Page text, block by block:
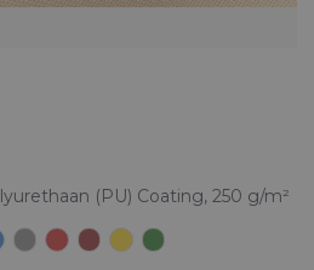
(PU) Coating, 250 g/m²